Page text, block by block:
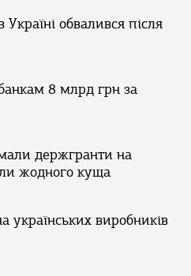
обвалився після
8 млрд грн за
держгранти на
жодного куща
українських виробників